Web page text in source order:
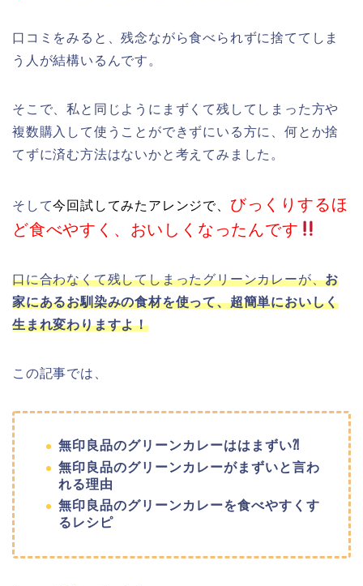
口コミをみると、残念ながら食べられずに捨ててしま
う人が結構いるんです。
そこで、私と同じようにまずくて残してしまった方や
複数購入して使うことができずにいる方に、何とか捨
てずに済む方法はないかと考えてみました。
そして今回試してみたアレンジで、 びっくりするほ
ど食べやすく、おいしくなったんです
口に合わなくて残してしまったグリーンカレーが、お
家にあるお馴染みの食材を使って、超簡単においしく
生まれ変わりますよ！
この記事では、
無印良品のグリーンカレーははまずい⁈
無印良品のグリーンカレーがまずいと言わ
れる理由
無印良品のグリーンカレーを食べやすくす
るレシピ